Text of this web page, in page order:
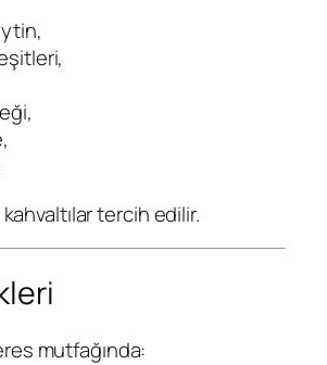
tercih edilir.
mutfağında: